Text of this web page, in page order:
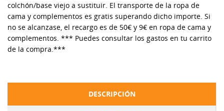
colchón/base viejo a sustituir. El transporte de la ropa de
cama y complementos es gratis superando dicho importe. Si
no se alcanzase, el recargo es de 50€ y 9€ en ropa de cama y
complementos. *** Puedes consultar los gastos en tu carrito
de la compra.***
DESCRIPCIÓN